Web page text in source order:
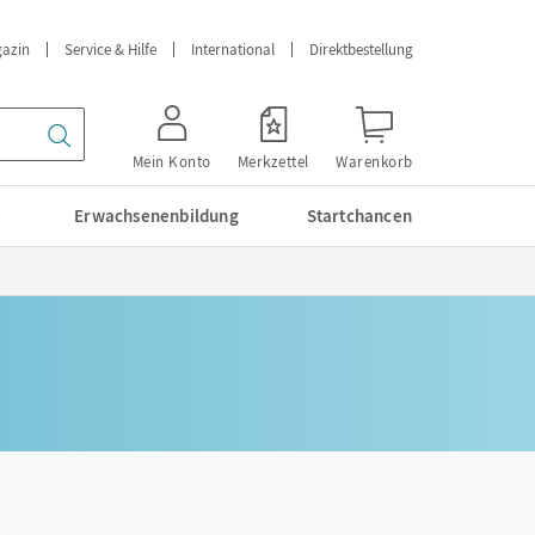
Service & Hilfe International Direktbestellung
Mein Konto Merkzettel Warenkorb
Erwachsenenbildung Startchancen